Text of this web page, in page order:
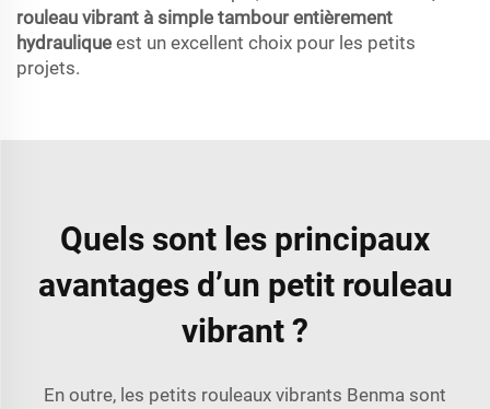
rouleau vibrant à simple tambour entièrement
hydraulique est un excellent choix pour les petits
projets.
Quels sont les principaux
avantages d’un petit rouleau
vibrant ?
En outre, les petits rouleaux vibrants Benma sont